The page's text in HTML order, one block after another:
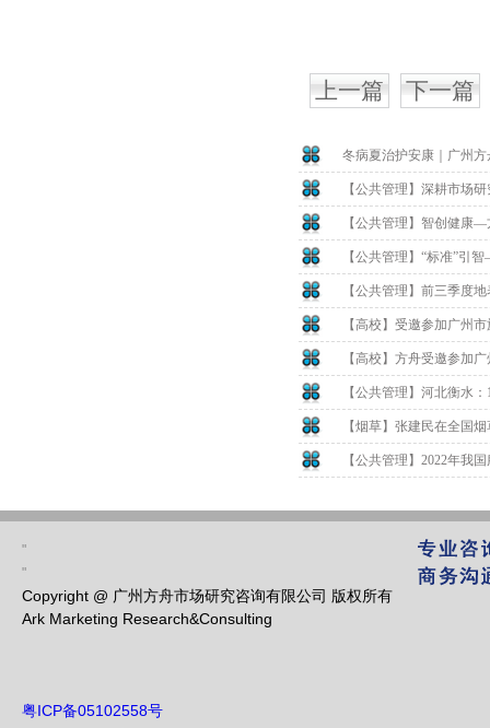
上一篇 下一篇
冬病夏治护安康｜广州
【公共管理】深耕市场
【公共管理】智创健康
【公共管理】“标准”引
【公共管理】前三季度
【高校】受邀参加广州
【高校】方舟受邀参加
【公共管理】河北衡水
【烟草】张建民在全国
【公共管理】2022年我
"
"
Copyright @ 广州方舟市场研究咨询有限公司 版权所有
Ark Marketing Research&Consulting
粤ICP备05102558号